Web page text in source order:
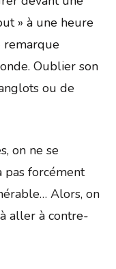
» à une heure
remarque
Oublier son
ou de
on ne se
pas forcément
Alors, on
aller à contre-